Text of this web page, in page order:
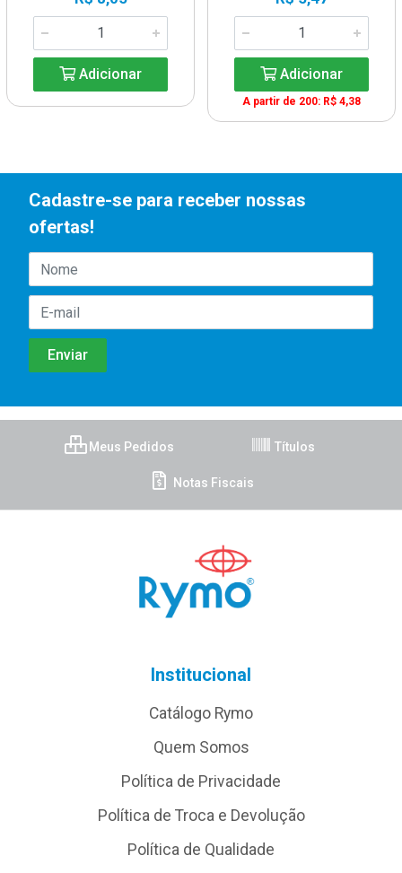
Adicionar Adicionar
A partir de 200: R$ 4,38
Cadastre-se para receber nossas
ofertas!
Meus Pedidos Títulos
Notas Fiscais
Institucional
Catálogo Rymo
Quem Somos
Política de Privacidade
Política de Troca e Devolução
Política de Qualidade